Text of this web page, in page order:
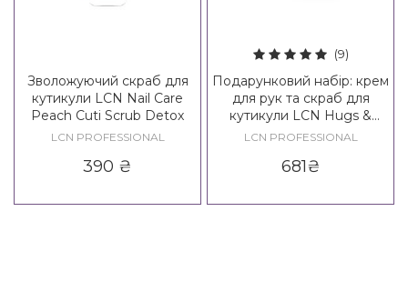
Зволожуючий скраб для
кутикули LCN Nail Care
Peach Cuti Scrub Detox
LCN PROFESSIONAL
390 ₴
(9)
Подарунковий набір: крем
для рук та скраб для
кутикули LCN Hugs &
Kisses Set
LCN PROFESSIONAL
681₴